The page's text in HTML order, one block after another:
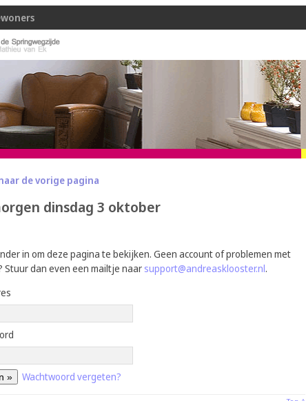
de vorige pagina
dinsdag 3 oktober
in om deze pagina te bekijken. Geen account of problemen met
Stuur dan even een mailtje naar support@andreasklooster.nl.
Wachtwoord vergeten?